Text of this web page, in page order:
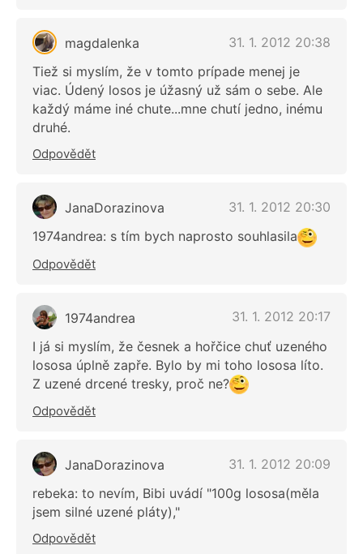
magdalenka
31. 1. 2012 20:38
Tiež si myslím, že v tomto prípade menej je
viac. Údený losos je úžasný už sám o sebe. Ale
každý máme iné chute...mne chutí jedno, inému
druhé.
Odpovědět
JanaDorazinova
31. 1. 2012 20:30
1974andrea: s tím bych naprosto souhlasila
Odpovědět
1974andrea
31. 1. 2012 20:17
I já si myslím, že česnek a hořčice chuť uzeného
lososa úplně zapře. Bylo by mi toho lososa líto.
Z uzené drcené tresky, proč ne?
Odpovědět
JanaDorazinova
31. 1. 2012 20:09
rebeka: to nevím, Bibi uvádí "100g lososa(měla
jsem silné uzené pláty),"
Odpovědět